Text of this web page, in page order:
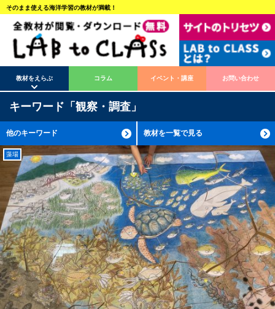
そのまま使える海洋学習の教材が満載！
教材をえらぶ コラム イベント・講座 お問い合わせ
キーワード「観察・調査」
他のキーワード 教材を一覧で見る
藻場